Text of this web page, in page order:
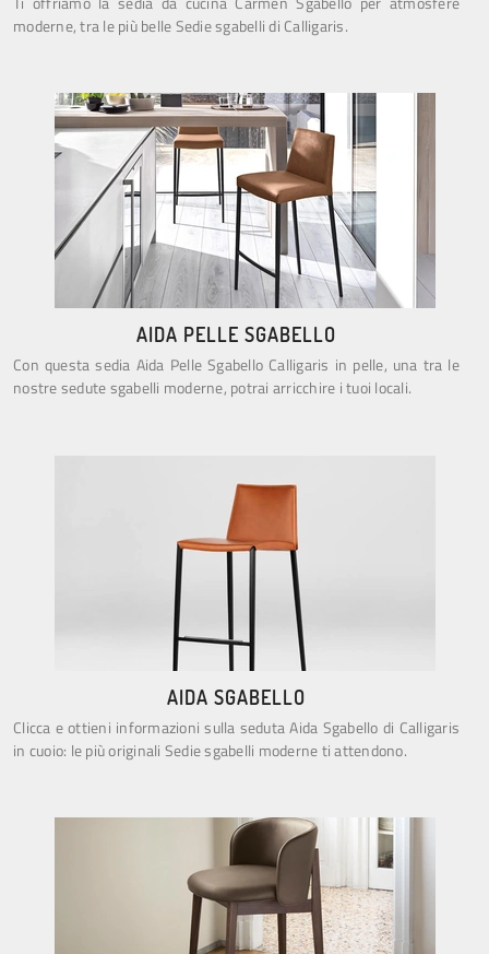
moderne, tra le più belle Sedie sgabelli di Calligaris.
AIDA PELLE SGABELLO
Con questa sedia Aida Pelle Sgabello Calligaris in pelle, una tra le
nostre sedute sgabelli moderne, potrai arricchire i tuoi locali.
AIDA SGABELLO
Clicca e ottieni informazioni sulla seduta Aida Sgabello di Calligaris
in cuoio: le più originali Sedie sgabelli moderne ti attendono.